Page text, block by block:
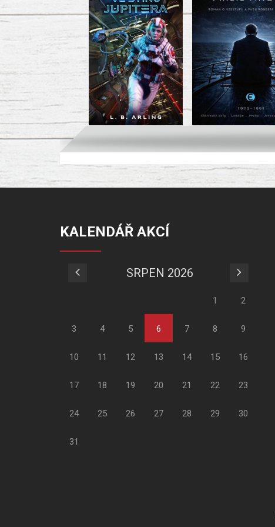
KALENDÁŘ AKCÍ
SRPEN 2026
1 2
3 4 5 6 7 8 9
10 11 12 13 14 15 16
17 18 19 20 21 22 23
24 25 26 27 28 29 30
31